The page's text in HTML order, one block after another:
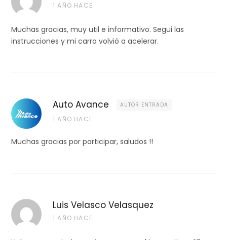
1 AÑO HACE
Muchas gracias, muy util e informativo. Segui las
instrucciones y mi carro volvió a acelerar.
Auto Avance AUTOR ENTRADA
1 AÑO HACE
Muchas gracias por participar, saludos !!
Luis Velasco Velasquez
1 AÑO HACE